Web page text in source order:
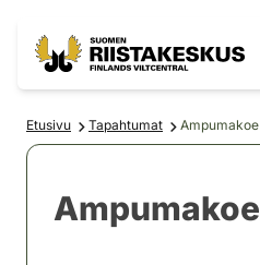
Etusivu Tapahtumat Ampumakoe
Ampumakoe